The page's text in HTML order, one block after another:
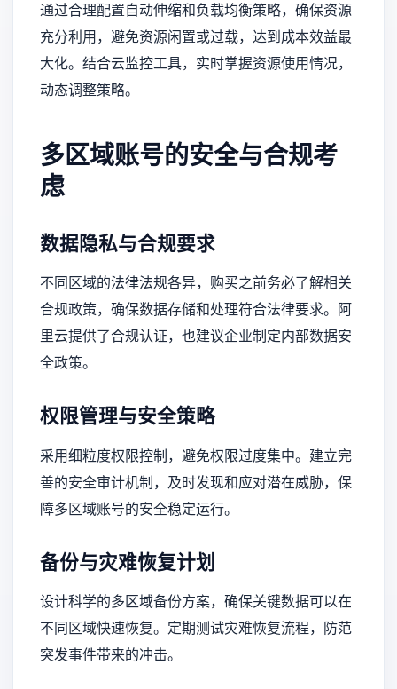
通过合理配置自动伸缩和负载均衡策略，确保资源
充分利用，避免资源闲置或过载，达到成本效益最
大化。结合云监控工具，实时掌握资源使用情况，
动态调整策略。
多区域账号的安全与合规考
虑
数据隐私与合规要求
不同区域的法律法规各异，购买之前务必了解相关
合规政策，确保数据存储和处理符合法律要求。阿
里云提供了合规认证，也建议企业制定内部数据安
全政策。
权限管理与安全策略
采用细粒度权限控制，避免权限过度集中。建立完
善的安全审计机制，及时发现和应对潜在威胁，保
障多区域账号的安全稳定运行。
备份与灾难恢复计划
设计科学的多区域备份方案，确保关键数据可以在
不同区域快速恢复。定期测试灾难恢复流程，防范
突发事件带来的冲击。